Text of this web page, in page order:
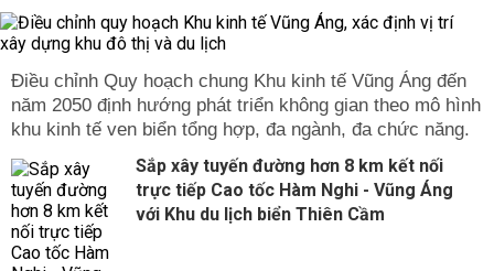
Điều chỉnh Quy hoạch chung Khu kinh tế Vũng Áng đến
năm 2050 định hướng phát triển không gian theo mô hình
khu kinh tế ven biển tổng hợp, đa ngành, đa chức năng.
Sắp xây tuyến đường hơn 8 km kết nối
trực tiếp Cao tốc Hàm Nghi - Vũng Áng
với Khu du lịch biển Thiên Cầm